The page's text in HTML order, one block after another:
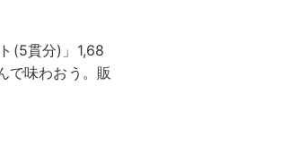
(5貫分)」1,68
で味わおう。販